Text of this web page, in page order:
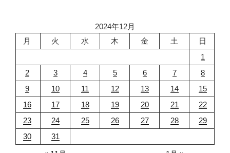
2024年12月
月
火 水 木 金 土
日
1
2
3 4 5 6 7
8
9
10 11 12 13 14
15
16
17 18 19 20 21
22
23
24 25 26 27 28
29
30
31